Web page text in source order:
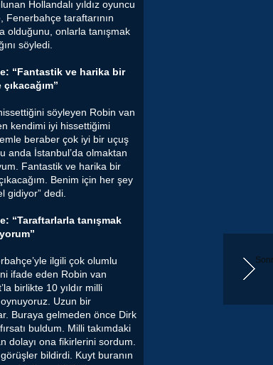
Hollandalı yıldız oyuncu
Fenerbahçe taraftarının
olduğunu, onlarla tanışmak
söyledi.
“Fantastik ve harika bir
söyleyen Robin van
kendimi iyi hissettiğimi
beraber çok iyi bir uçuş
anda İstanbul’da olmaktan
Fantastik ve harika bir
Benim için her şey
gidiyor” dedi.
“Taraftarlarla tanışmak
ilgili çok olumlu
ifade eden Robin van
birlikte 10 yıldır milli
Uzun bir
Buraya gelmeden önce Dirk
buldum. Milli takımdaki
dolayı ona fikirlerini sordum.
bildirdi. Kuyt buranın